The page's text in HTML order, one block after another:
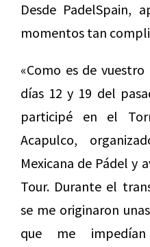
Desde PadelSpain,
momentos tan
«Como es de
días 12 y 19 del
participé en el
Acapulco,
Mexicana de Pádel y
Tour. Durante el
se me originaron
que me